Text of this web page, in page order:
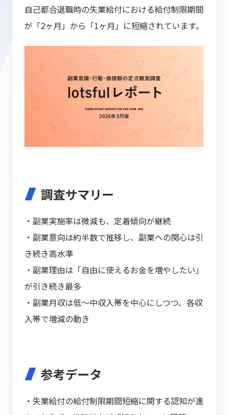
自己都合退職時の失業給付における給付制限期間
が「2ヶ月」から「1ヶ月」に短縮されています。
調査サマリー
・副業実施率は微減も、定着傾向が継続
・副業意向は約半数で推移し、副業への関心は引
き続き高水準
・副業理由は「自由に使えるお金を増やしたい」
が引き続き最多
・副業月収は低〜中収入帯を中心にしつつ、各収
入帯で増減の動き
参考データ
・失業給付の給付制限期間短縮に関する認知が進